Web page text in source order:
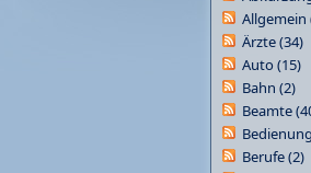
Allgemein
Ärzte(34)
Auto(15)
Bahn (2)
Beamte
Berufe(2)